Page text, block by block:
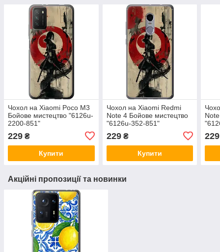
Чохол на Xiaomi Poco M3
Бойове мистецтво "6126u-
2200-851"
229 ₴
Купити
Чохол на Xiaomi Redmi
Note 4 Бойове мистецтво
"6126u-352-851"
229₴
Купити
229
Акційні пропозиції та новинки